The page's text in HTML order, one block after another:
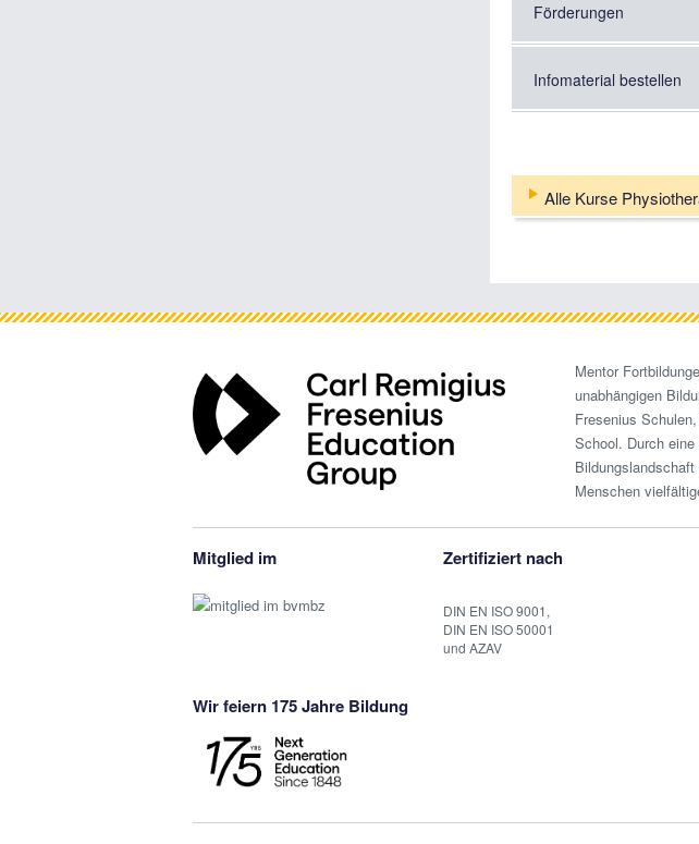
Förderungen
Infomaterial bestellen
Alle Kurse
Mentor
unabhängigen
Fresenius
School. Durch
Menschen
Mitglied im Zertifiziert nach
DIN EN ISO 9001,
DIN EN ISO 50001
und AZAV
Wir feiern 175 Jahre Bildung